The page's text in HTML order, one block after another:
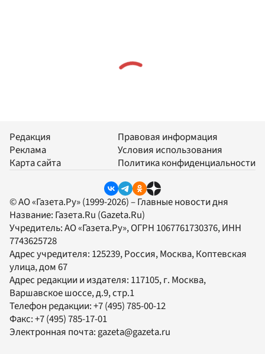
Редакция
Реклама
Карта сайта
Правовая информация
Условия использования
Политика конфиденциальности
© АО «Газета.Ру» (1999-2026) – Главные новости дня
Название: Газета.Ru (Gazeta.Ru)
Учредитель:АО «Газета.Ру», ОГРН 1067761730376, ИНН
7743625728
Адрес учредителя: 125239, Россия, Москва, Коптевская
улица, дом 67
Адрес редакции и издателя: 117105, г. Москва,
Варшавское шоссе, д.9, стр.1
Телефон редакции:+7 (495) 785-00-12
Факс:+7 (495) 785-17-01
Электронная почта:gazeta@gazeta.ru